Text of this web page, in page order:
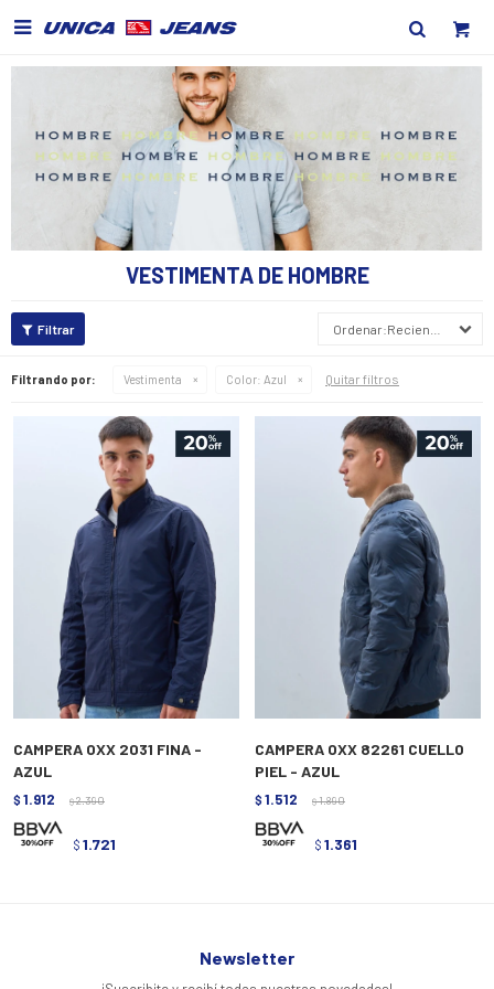

VESTIMENTA DE HOMBRE
Recientes
Filtrando por: Vestimenta Color: Azul Quitar filtros
CAMPERA OXX 2031 FINA -
AZUL
$ 1.912 $ 2.390
$ 1.721
CAMPERA OXX 82261 CUELLO
PIEL - AZUL
$ 1.512 $ 1.890
$ 1.361
Newsletter